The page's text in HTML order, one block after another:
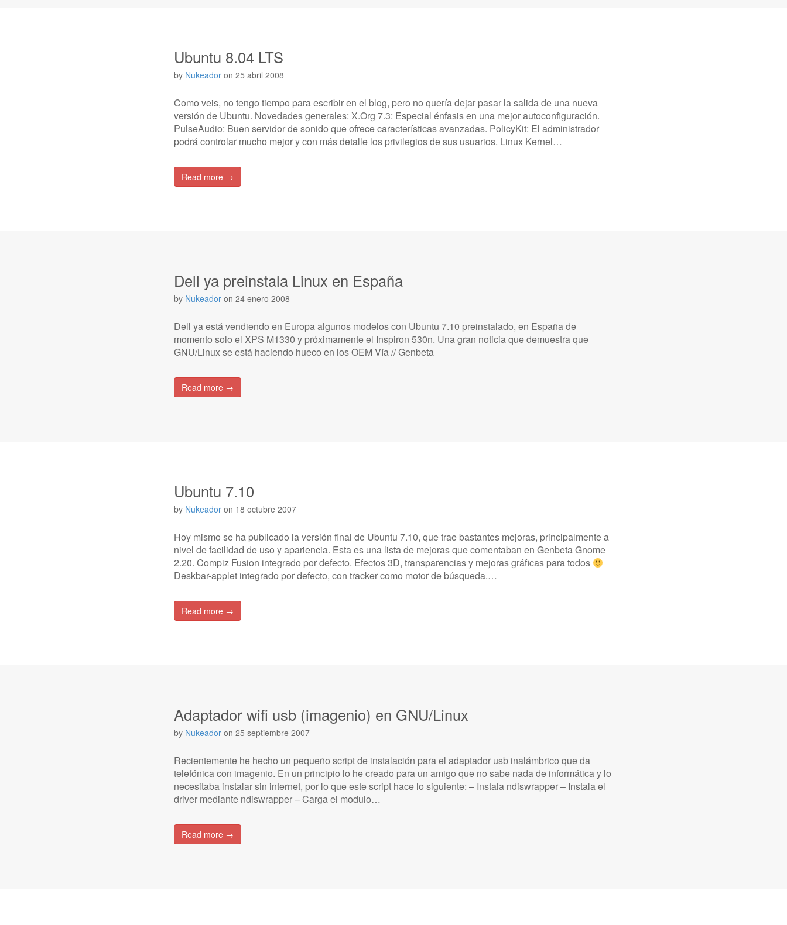
Ubuntu 8.04 LTS
by Nukeador on 25 abril 2008
Como veis, no tengo tiempo para escribir en el blog, pero no quería dejar pasar la salida de una nueva
versión de Ubuntu. Novedades generales: X.Org 7.3: Especial énfasis en una mejor autoconfiguración.
PulseAudio: Buen servidor de sonido que ofrece características avanzadas. PolicyKit: El administrador
podrá controlar mucho mejor y con más detalle los privilegios de sus usuarios. Linux Kernel…
Read more →
Dell ya preinstala Linux en España
by Nukeador on 24 enero 2008
Dell ya está vendiendo en Europa algunos modelos con Ubuntu 7.10 preinstalado, en España de
momento solo el XPS M1330 y próximamente el Inspiron 530n. Una gran noticia que demuestra que
GNU/Linux se está haciendo hueco en los OEM Vía // Genbeta
Read more →
Ubuntu 7.10
by Nukeador on 18 octubre 2007
Hoy mismo se ha publicado la versión final de Ubuntu 7.10, que trae bastantes mejoras, principalmente a
nivel de facilidad de uso y apariencia. Esta es una lista de mejoras que comentaban en Genbeta Gnome
2.20. Compiz Fusion integrado por defecto. Efectos 3D, transparencias y mejoras gráficas para todos
Deskbar-applet integrado por defecto, con tracker como motor de búsqueda.…
Read more →
Adaptador wifi usb (imagenio) en GNU/Linux
by Nukeador on 25 septiembre 2007
Recientemente he hecho un pequeño script de instalación para el adaptador usb inalámbrico que da
telefónica con imagenio. En un principio lo he creado para un amigo que no sabe nada de informática y lo
necesitaba instalar sin internet, por lo que este script hace lo siguiente: – Instala ndiswrapper – Instala el
driver mediante ndiswrapper – Carga el modulo…
Read more →